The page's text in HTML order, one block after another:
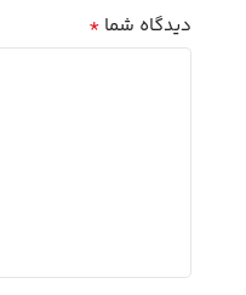
دیدگاه شما *